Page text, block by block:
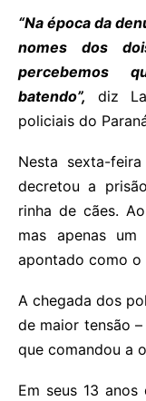
“Na época da
nomes dos
percebemos
batendo”, diz
policiais do
Nesta sexta-
decretou a
rinha de cães.
mas apenas
apontado como
A chegada dos
de maior tensão
que comandou a
Em seus 13